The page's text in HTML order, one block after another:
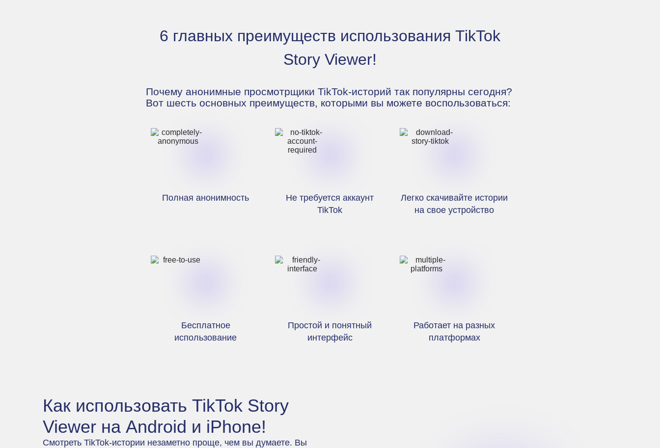
6 главных преимуществ использования TikTok
Story Viewer!
Почему анонимные просмотрщики TikTok-историй так популярны сегодня?
Вот шесть основных преимуществ, которыми вы можете воспользоваться:
Полная анонимность
Не требуется аккаунт
TikTok
Легко скачивайте истории
на свое устройство
Бесплатное
использование
Простой и понятный
интерфейс
Работает на разных
платформах
Как использовать TikTok Story
Viewer на Android и iPhone!
Смотреть TikTok-истории незаметно проще, чем вы думаете. Вы